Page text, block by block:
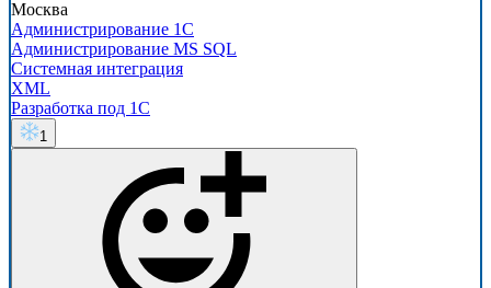
Москва
Администрирование 1С
Администрирование MS SQL
Системная интеграция
XML
Разработка под 1С
1